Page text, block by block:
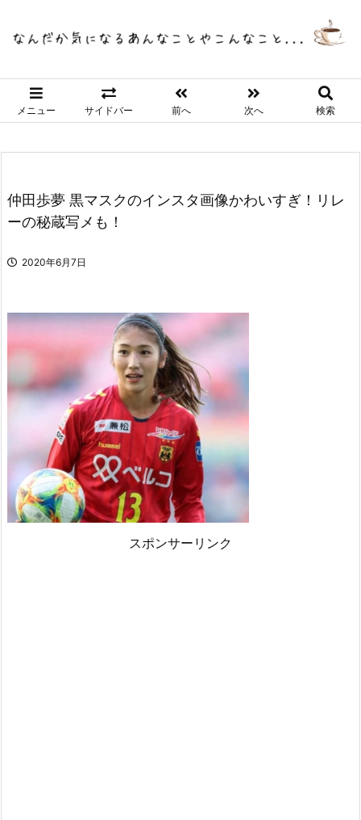
メニュー サイドバー 前へ 次へ 検索
仲田歩夢 黒マスクのインスタ画像かわいすぎ！リレ
ーの秘蔵写メも！
2020年6月7日
スポンサーリンク